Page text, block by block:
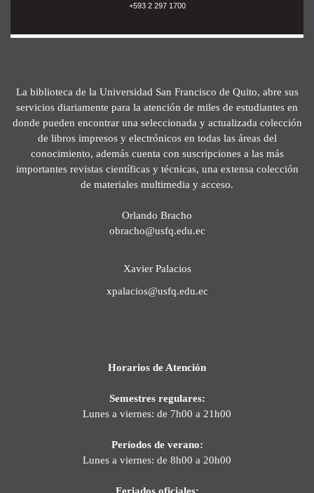
+593 2 297 1700
La biblioteca de la Universidad San Francisco de Quito, abre sus
servicios diariamente para la atención de miles de estudiantes en
donde pueden encontrar una seleccionada y actualizada colección
de libros impresos y electrónicos en todas las áreas del
conocimiento, además cuenta con suscripciones a las más
importantes revistas científicas y técnicas, una extensa colección
de materiales multimedia y acceso.
Orlando Bracho
obracho@usfq.edu.ec
Xavier Palacios
xpalacios@usfq.edu.ec
Horarios de Atención
Semestres regulares:
Lunes a viernes: de 7h00 a 21h00
Períodos de verano:
Lunes a viernes: de 8h00 a 20h00
Feriados oficiales: